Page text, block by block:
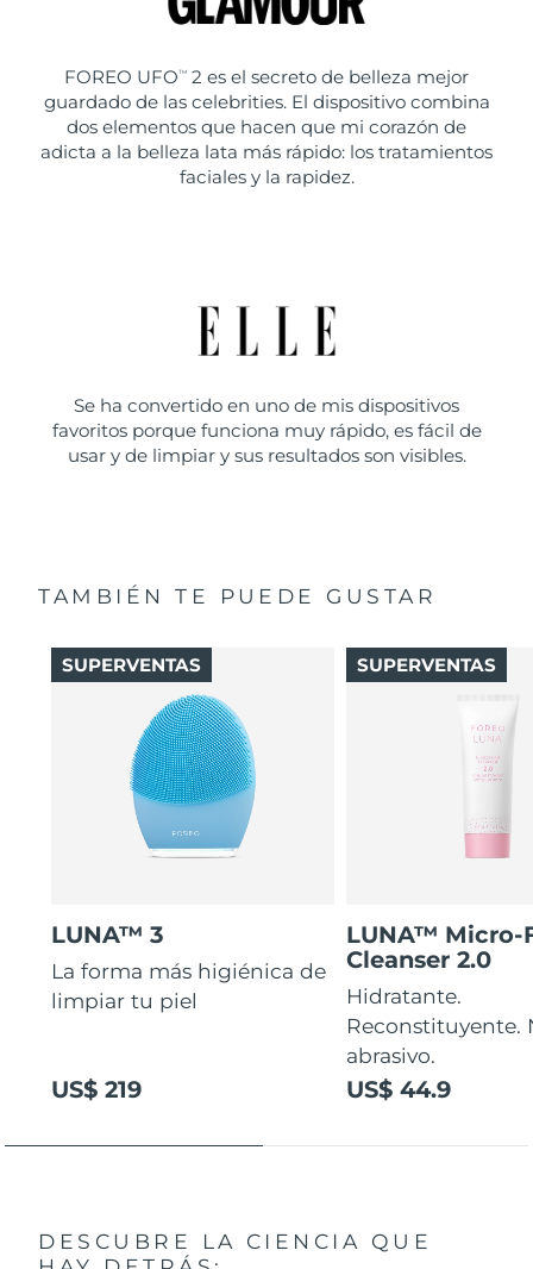
FOREO UFO TM
2 es el secreto de belleza mejor
guardado de las celebrities. El dispositivo combina
dos elementos que hacen que mi corazón de
adicta a la belleza lata más rápido: los tratamientos
faciales y la rapidez.
Se ha convertido en uno de mis dispositivos
favoritos porque funciona muy rápido, es fácil de
usar y de limpiar y sus resultados son visibles.
TAMBIÉN TE PUEDE GUSTAR
LUNA™ 3
La forma más higiénica de
limpiar tu piel
US$ 219
SUPERVENTAS
LUNA™ Micro-
Cleanser 2.0
Hidratante.
Reconstituyente.
abrasivo.
US$ 44.9
SUPERVENTAS
DESCUBRE LA CIENCIA QUE